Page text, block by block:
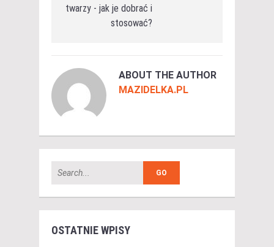
twarzy - jak je dobrać i
stosować?
ABOUT THE AUTHOR
MAZIDELKA.PL
OSTATNIE WPISY